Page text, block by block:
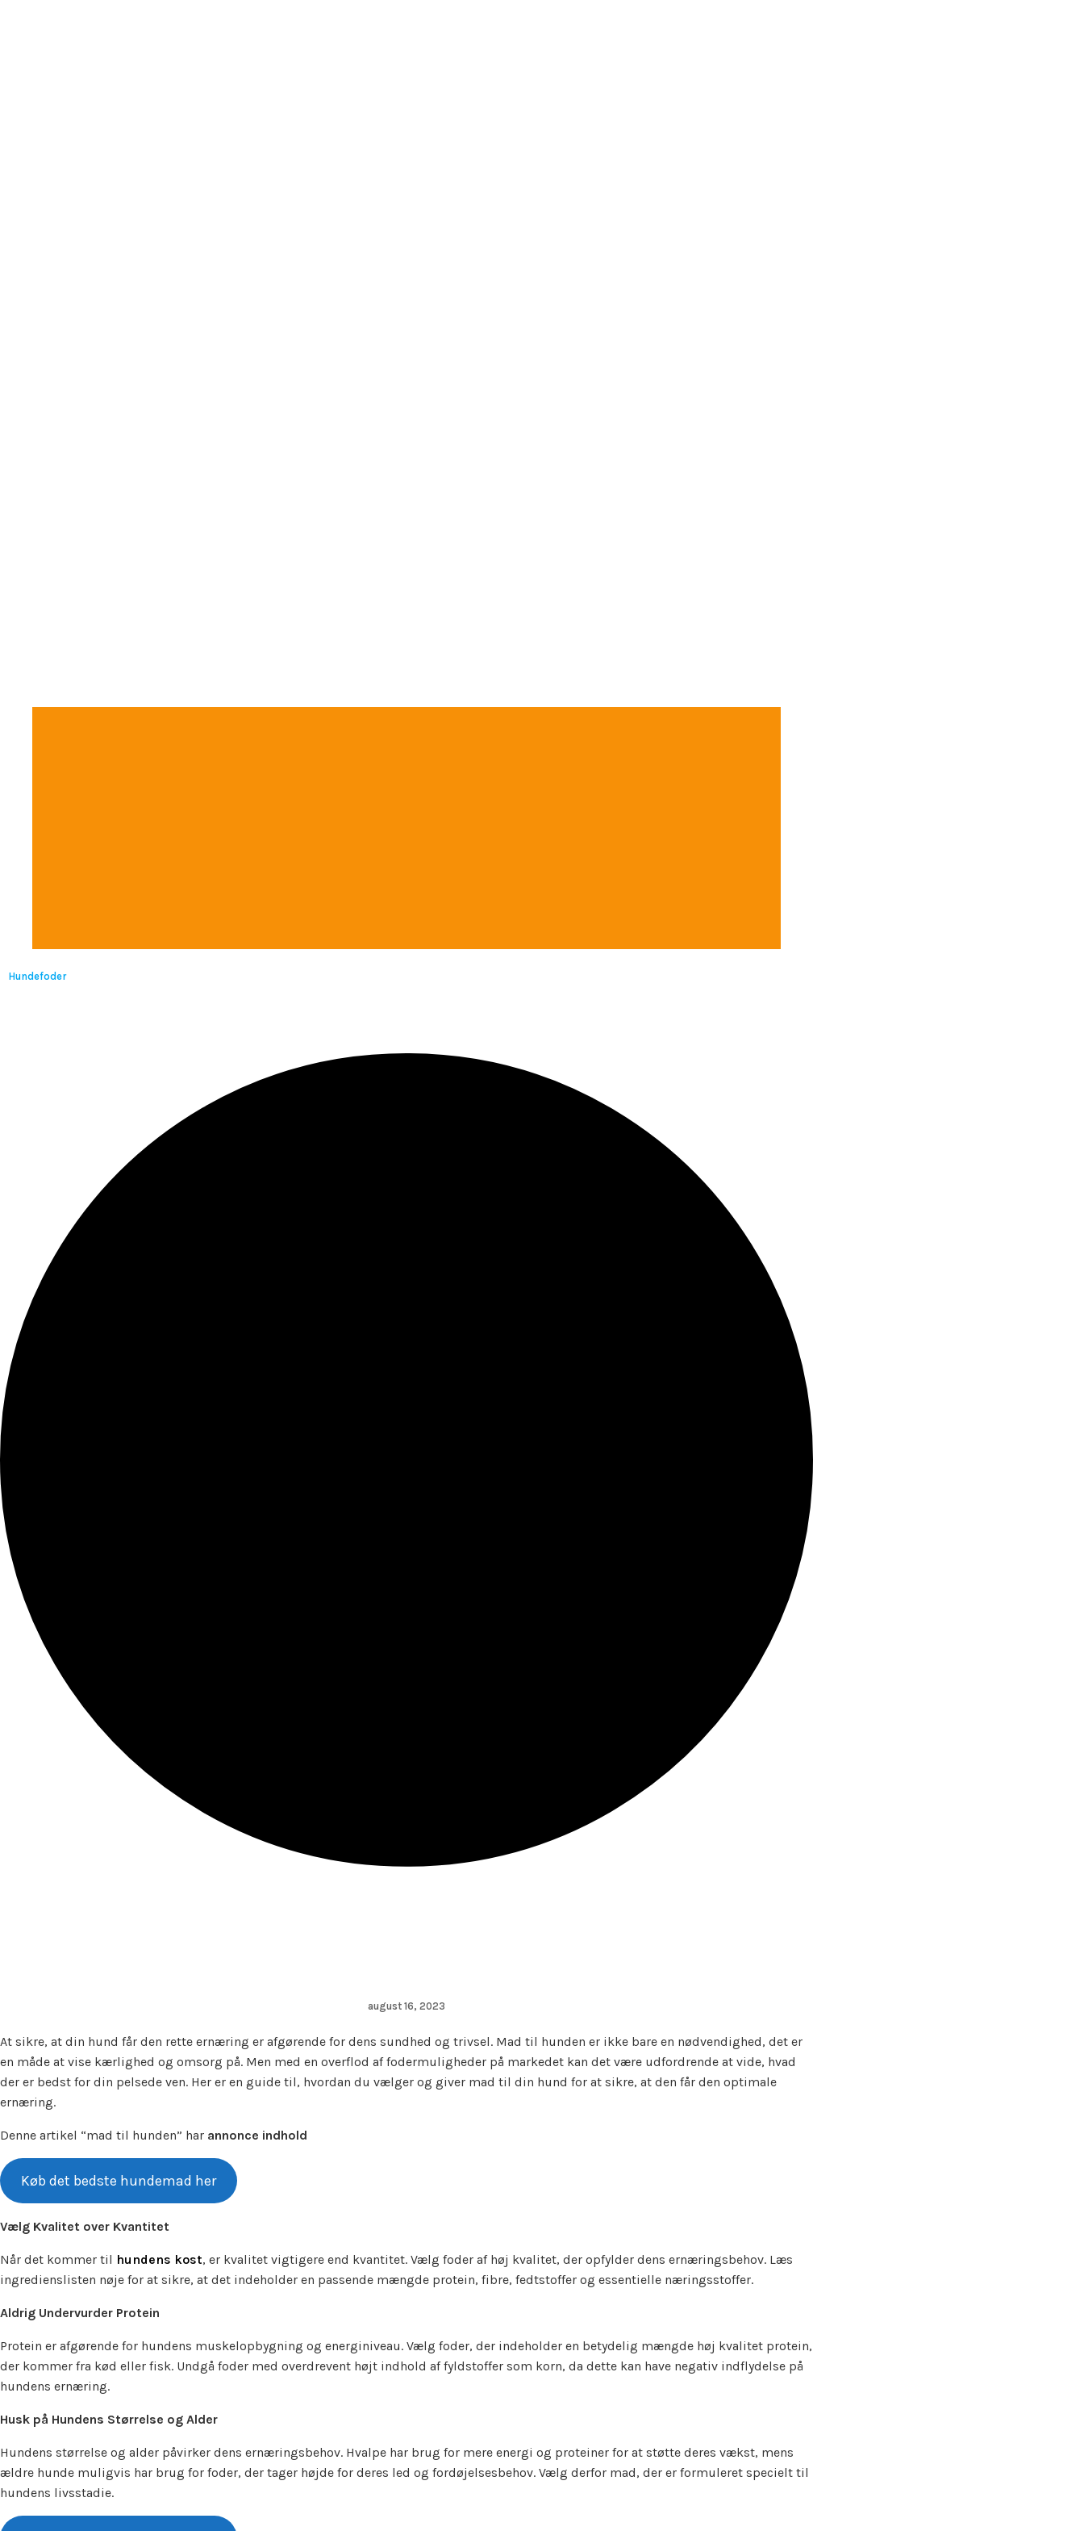
Hundefoder
august 16, 2023
At sikre, at din hund får den rette ernæring er afgørende for dens sundhed og trivsel. Mad til hunden er ikke bare en nødvendighed, det er
en måde at vise kærlighed og omsorg på. Men med en overflod af fodermuligheder på markedet kan det være udfordrende at vide, hvad
der er bedst for din pelsede ven. Her er en guide til, hvordan du vælger og giver mad til din hund for at sikre, at den får den optimale
ernæring.
Denne artikel “mad til hunden” har annonce indhold
Køb det bedste hundemad her
Vælg Kvalitet over Kvantitet
Når det kommer til hundens kost, er kvalitet vigtigere end kvantitet. Vælg foder af høj kvalitet, der opfylder dens ernæringsbehov. Læs
ingredienslisten nøje for at sikre, at det indeholder en passende mængde protein, fibre, fedtstoffer og essentielle næringsstoffer.
Aldrig Undervurder Protein
Protein er afgørende for hundens muskelopbygning og energiniveau. Vælg foder, der indeholder en betydelig mængde høj kvalitet protein,
der kommer fra kød eller fisk. Undgå foder med overdrevent højt indhold af fyldstoffer som korn, da dette kan have negativ indflydelse på
hundens ernæring.
Husk på Hundens Størrelse og Alder
Hundens størrelse og alder påvirker dens ernæringsbehov. Hvalpe har brug for mere energi og proteiner for at støtte deres vækst, mens
ældre hunde muligvis har brug for foder, der tager højde for deres led og fordøjelsesbehov. Vælg derfor mad, der er formuleret specielt til
hundens livsstadie.